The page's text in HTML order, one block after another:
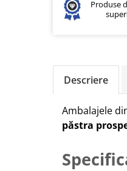
Produse
Descriere
Ambalajele
păstra